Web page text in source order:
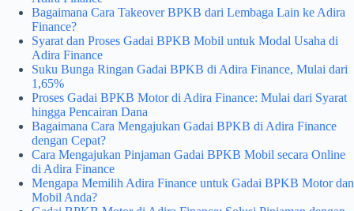
Bagaimana Cara Takeover BPKB dari Lembaga Lain ke Adira
Finance?
Syarat dan Proses Gadai BPKB Mobil untuk Modal Usaha di
Adira Finance
Suku Bunga Ringan Gadai BPKB di Adira Finance, Mulai dari
1,65%
Proses Gadai BPKB Motor di Adira Finance: Mulai dari Syarat
hingga Pencairan Dana
Bagaimana Cara Mengajukan Gadai BPKB di Adira Finance
dengan Cepat?
Cara Mengajukan Pinjaman Gadai BPKB Mobil secara Online
di Adira Finance
Mengapa Memilih Adira Finance untuk Gadai BPKB Motor dan
Mobil Anda?